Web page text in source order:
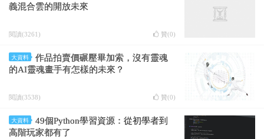
義混合雲的開放未來
閱讀(3261) 贊(0)
大資料
作品拍賣價碾壓畢加索，沒有靈魂
的AI靈魂畫手有怎樣的未來？
閱讀(3538) 贊(0)
大資料
49個Python學習資源：從初學者到
高階玩家都有了